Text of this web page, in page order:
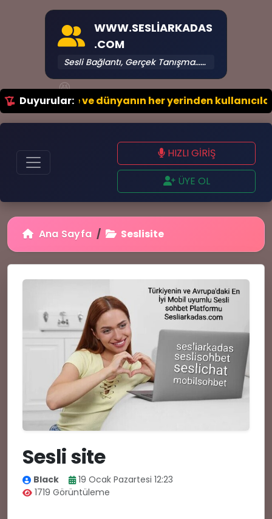
😆
🗨️
WWW.SESLIARKADAS
.COM
Sesli Bağlantı, Gerçek Tanışma...₀⚡
Duyurular:
Türkiye ve dünyanın her yerinden kullanıcılarla
HIZLI GİRİŞ
ÜYE OL
Ana Sayfa Seslisite
Sesli site
Black
19 Ocak Pazartesi 12:23
1719 Görüntüleme